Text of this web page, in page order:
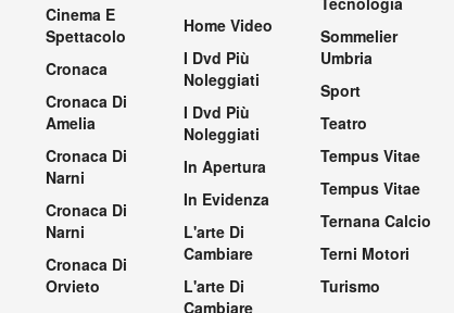
Cinema E
Spettacolo
Cronaca
Cronaca Di
Amelia
Cronaca Di
Narni
Cronaca Di
Narni
Cronaca Di
Orvieto
Home Video
I Dvd Più
Noleggiati
I Dvd Più
Noleggiati
In Apertura
In Evidenza
L'arte Di
Cambiare
L'arte Di
Cambiare
Sommelier
Umbria
Sport
Teatro
Tempus Vitae
Tempus Vitae
Ternana Calcio
Terni Motori
Turismo